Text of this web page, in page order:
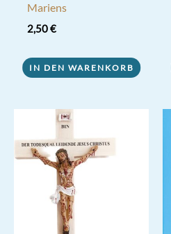
Mariens
2,50€
IN DEN WARENKORB